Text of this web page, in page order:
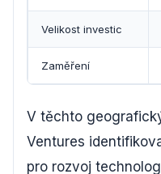
Velikost investic
Zaměření
V těchto
Ventures
pro rozvoj